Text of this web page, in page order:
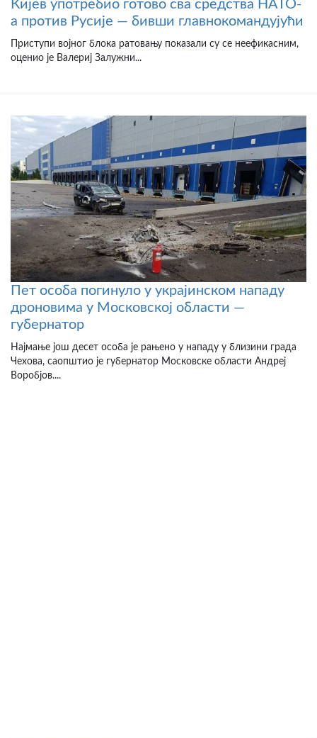
Кијев употребио готово сва средства НАТО-
а против Русије — бивши главнокомандујући
Приступи војног блока ратовању показали су се неефикасним,
оценио је Валериј Залужни...
Пет особа погинуло у украјинском нападу
дроновима у Московској области —
губернатор
Најмање још десет особа је рањено у нападу у близини града
Чехова, саопштио је губернатор Московске области Андреј
Воробјов....